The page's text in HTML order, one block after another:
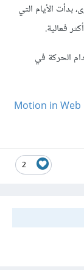
بدأت الأيام التي
فعالية.
الحركة في
Motion in
2